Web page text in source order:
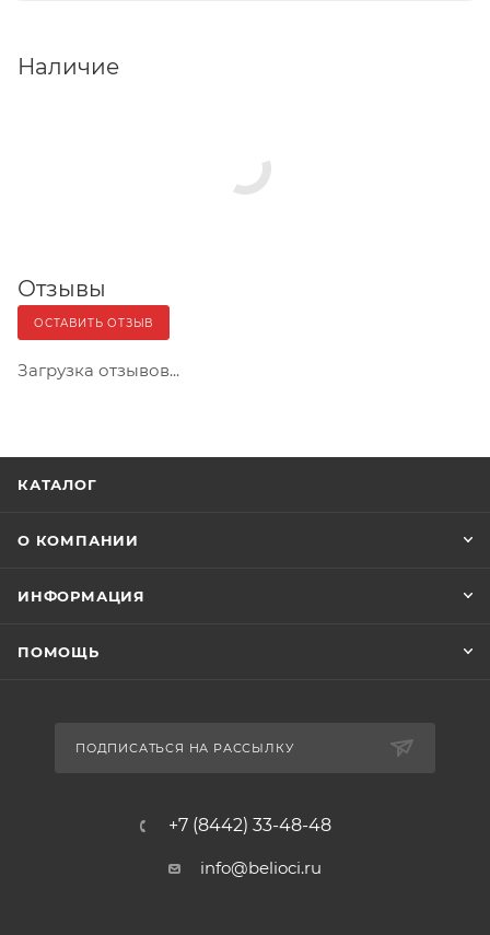
Наличие
Отзывы
ОСТАВИТЬ ОТЗЫВ
Загрузка отзывов...
КАТАЛОГ
О КОМПАНИИ
ИНФОРМАЦИЯ
ПОМОЩЬ
ПОДПИСАТЬСЯ НА РАССЫЛКУ
+7 (8442) 33-48-48
info@belioci.ru